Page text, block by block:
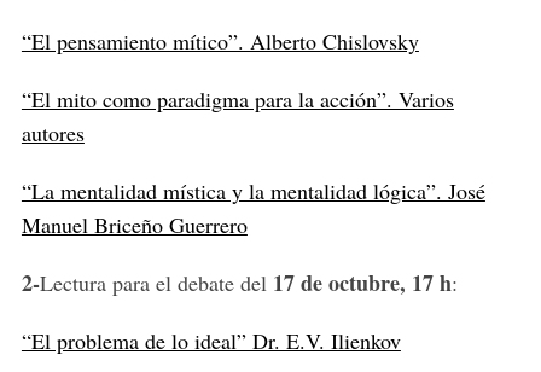
“El pensamiento mítico”. Alberto Chislovsky
“El mito como paradigma para la acción”. Varios
autores
“La mentalidad mística y la mentalidad lógica”. José
Manuel Briceño Guerrero
2-Lectura para el debate del 17 de octubre, 17 h:
“El problema de lo ideal” Dr. E.V. Ilienkov